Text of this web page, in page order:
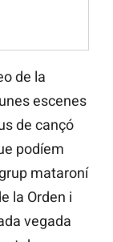
de la
escenes
de cançó
podíem
mataroní
la Orden i
vegada